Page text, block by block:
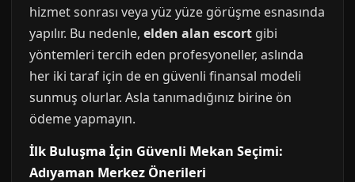
hizmet sonrası veya yüz yüze görüşme esnasında
yapılır. Bu nedenle, elden alan escort gibi
yöntemleri tercih eden profesyoneller, aslında
her iki taraf için de en güvenli finansal modeli
sunmuş olurlar. Asla tanımadığınız birine ön
ödeme yapmayın.
İlk Buluşma İçin Güvenli Mekan Seçimi:
Adıyaman Merkez Önerileri